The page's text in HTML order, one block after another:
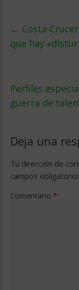
← Costa
que hay
Perfiles
guerra de
Deja una
Tu dirección de
campos
Comentario *